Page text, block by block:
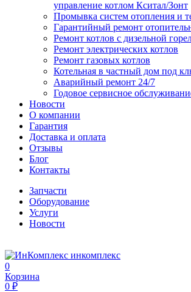
управление котлом Кситал/Зонт
Промывка систем отопления и
Гарантийный ремонт
Ремонт котлов с дизельной
Ремонт электрических котлов
Ремонт газовых котлов
Котельная в частный дом под
Аварийный ремонт 24/7
Годовое сервисное
Новости
О компании
Гарантия
Доставка и оплата
Отзывы
Блог
Контакты
Запчасти
Оборудование
Услуги
Новости
инкомплекс
0
Корзина
0 ₽